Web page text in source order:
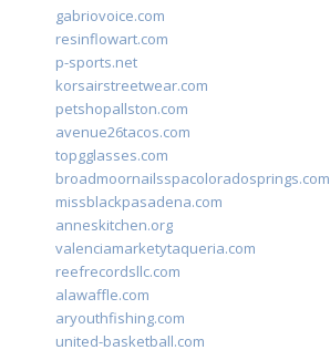
gabriovoice.com
resinflowart.com
p-sports.net
korsairstreetwear.com
petshopallston.com
avenue26tacos.com
topgglasses.com
broadmoornailsspacoloradosprings.com
missblackpasadena.com
anneskitchen.org
valenciamarketytaqueria.com
reefrecordsllc.com
alawaffle.com
aryouthfishing.com
united-basketball.com